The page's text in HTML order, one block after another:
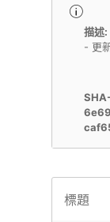
描述:
- 更
標題